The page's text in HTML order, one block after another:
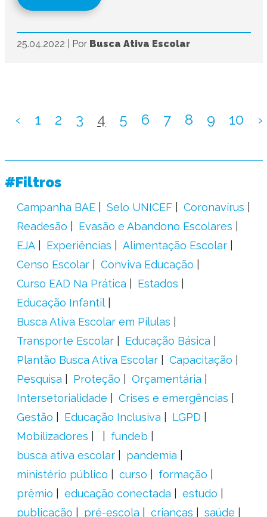
25.04.2022 Por Busca Ativa Escolar
‹ 1 2 3 4 5 6 7 8 9 10 ›
#Filtros
Campanha BAE Selo UNICEF
Coronavírus
Readesão
Evasão e Abandono Escolares
EJA
Experiências
Alimentação Escolar
Censo Escolar
Conviva Educação
Curso EAD Na Prática
Estados
Educação Infantil
Busca Ativa Escolar em Pílulas
Transporte Escolar
Educação Básica
Plantão Busca Ativa Escolar
Capacitação
Pesquisa
Proteção
Orçamentária
Intersetorialidade
Crises e emergências
Gestão
Educação Inclusiva
LGPD
Mobilizadores
fundeb
busca ativa escolar
pandemia
ministério público
curso
formação
prêmio
educação conectada
estudo
publicação
pré-escola crianças saúde